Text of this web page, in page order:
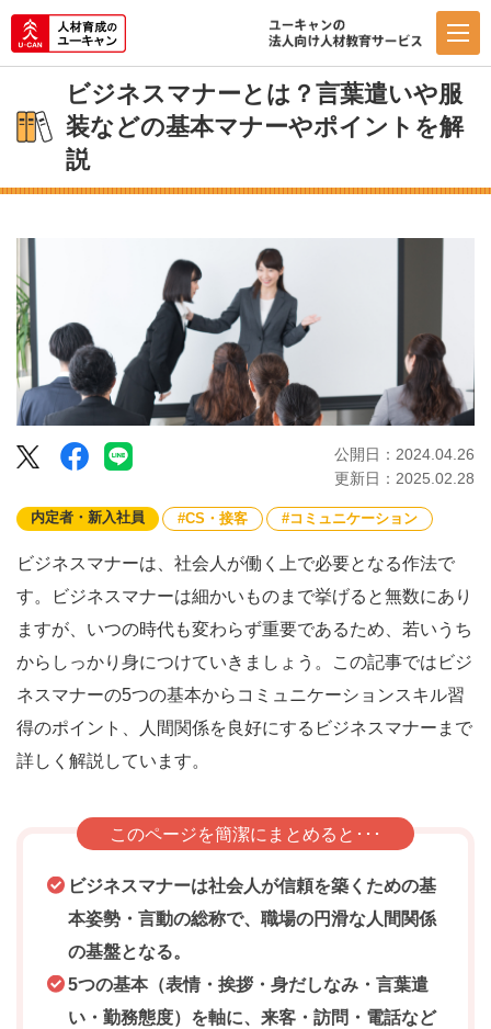
ビジネスマナーとは？言葉遣いや服
装などの基本マナーやポイントを解
説
TwitterFacebook
LINE
公開日：2024.04.26
更新日：2025.02.28
内定者・新入社員 CS・接客 コミュニケーション
ビジネスマナーは、社会人が働く上で必要となる作法で
す。ビジネスマナーは細かいものまで挙げると無数にあり
ますが、いつの時代も変わらず重要であるため、若いうち
からしっかり身につけていきましょう。この記事ではビジ
ネスマナーの5つの基本からコミュニケーションスキル習
得のポイント、人間関係を良好にするビジネスマナーまで
詳しく解説しています。
このページを簡潔にまとめると･･･
ビジネスマナーは社会人が信頼を築くための基
本姿勢・言動の総称で、職場の円滑な人間関係
の基盤となる。
5つの基本（表情・挨拶・身だしなみ・言葉遣
い・勤務態度）を軸に、来客・訪問・電話など